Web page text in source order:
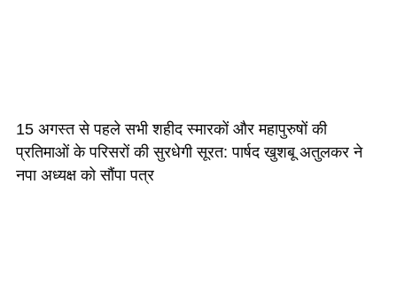
15 अगस्त से पहले सभी शहीद स्मारकों और महापुरुषों की
प्रतिमाओं के परिसरों की सुरधेगी सूरत: पार्षद खुशबू अतुलकर ने
नपा अध्यक्ष को सौंपा पत्र